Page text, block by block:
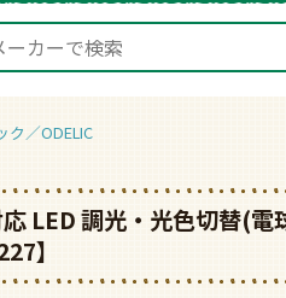
ク／ODELIC
LED 調光・光色切替(
】